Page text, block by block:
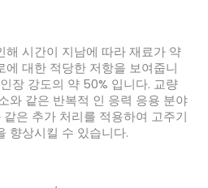
해 시간이 지남에 따라 재료가 약
에 대한 적당한 저항을 보여줍니
장 강도의 약 50% 입니다. 교량
와 같은 반복적 인 응력 응용 분야
은 추가 처리를 적용하여 고주기
향상시킬 수 있습니다.